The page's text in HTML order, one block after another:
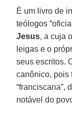
É um livro de
teólogos
Jesus, a cuja
leigas e o
seus escritos.
canônico, pois
“franciscana”,
notável do